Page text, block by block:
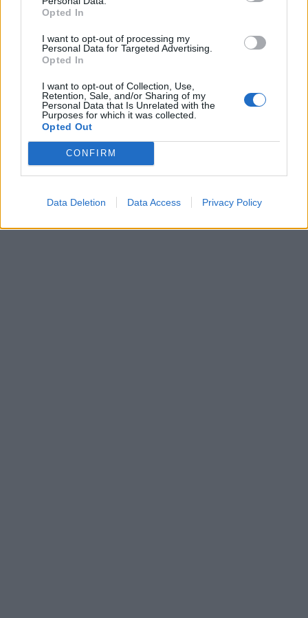
Opted In
I want to opt-out of processing my
Personal Data for Targeted Advertising.
Opted In
I want to opt-out of Collection, Use,
Retention, Sale, and/or Sharing of my
Personal Data that Is Unrelated with the
Purposes for which it was collected.
Opted Out
CONFIRM
Data Deletion Data Access Privacy Policy
In evidenza